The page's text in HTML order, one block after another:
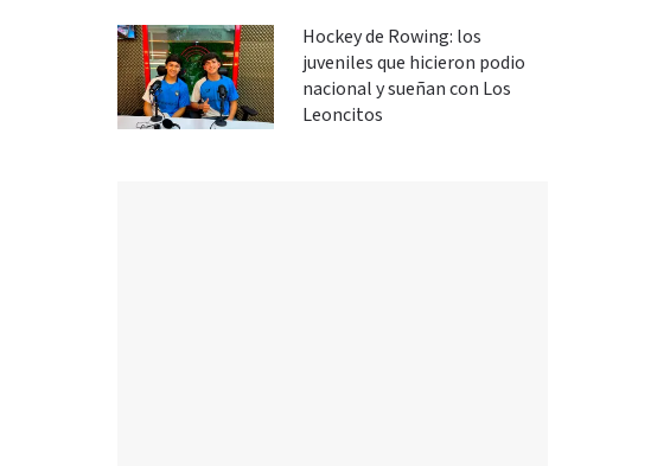
Hockey de Rowing: los
juveniles que hicieron podio
nacional y sueñan con Los
Leoncitos